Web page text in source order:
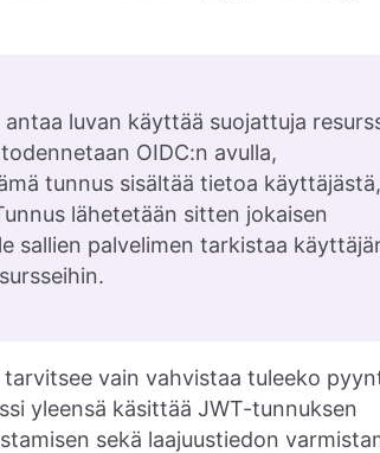
luvan käyttää suojattuja
OIDC:n avulla,
tunnus sisältää tietoa käyttäjästä,
lähetetään sitten jokaisen
sallien palvelimen tarkistaa
vain vahvistaa tuleeko
yleensä käsittää JWT-tunnuksen
sekä laajuustiedon